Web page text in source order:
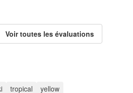
Voir toutes les évaluations
tropical yellow